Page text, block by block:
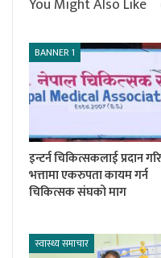
You Might Also Like
BANNER 1
इन्टर्न चिकित्सकलाई प्रदान
भत्तामा एकरुपता कायम गर्न
चिकित्सक संघको माग
स्वास्थ्य समाचार